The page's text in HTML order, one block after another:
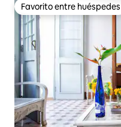
Favorito entre huéspedes
Favorito entre huéspedes